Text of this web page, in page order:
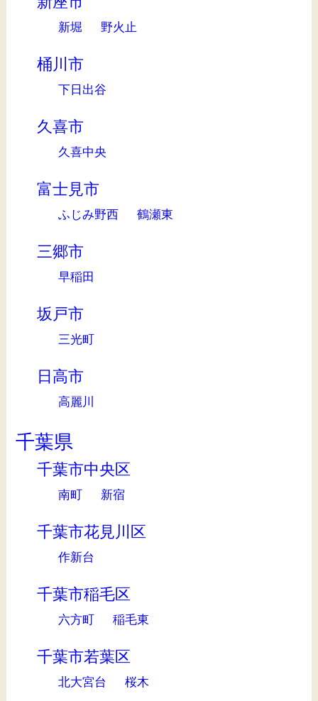
新堀 野火止
桶川市
下日出谷
久喜市
久喜中央
富士見市
ふじみ野西 鶴瀬東
三郷市
早稲田
坂戸市
三光町
日高市
高麗川
千葉県
千葉市中央区
南町 新宿
千葉市花見川区
作新台
千葉市稲毛区
六方町 稲毛東
千葉市若葉区
北大宮台 桜木